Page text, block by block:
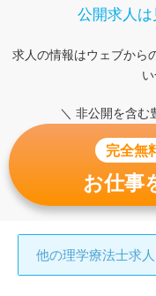
公開求人は
求人の情報はウェブから
＼ 非公開を含む
完全無
お仕事
他の理学療法士求